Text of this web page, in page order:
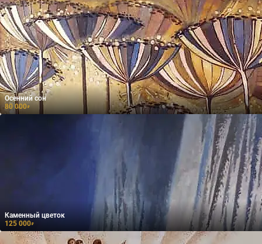
Осенний сон
80 000₽
Каменный цветок
125 000₽